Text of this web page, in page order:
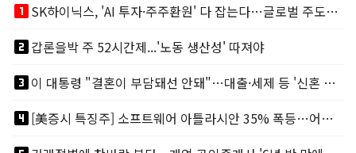
looks_one
SK하이닉스, 'AI 투자·주주환원' 다 잡는다…글로벌 주도권 굳히기
looks_two갑론을박 주 52시간제...'노동 생산성' 따져야
looks_3
이 대통령 "결혼이 부담돼선 안돼"…대출·세제 등 '신혼 걸림돌' 제거
looks_4
[美증시 특징주] 소프트웨어 아틀라시안 35% 폭등…어닝서프, 투자의견 줄줄이 상향